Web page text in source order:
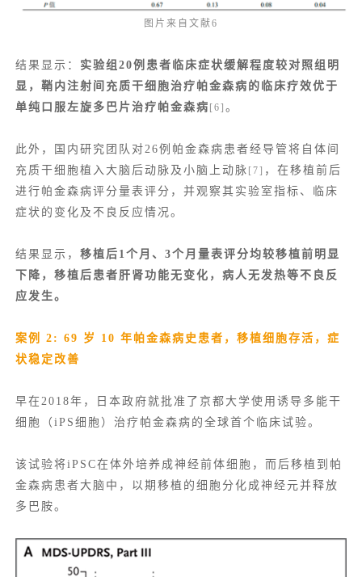
图片来自文献6
结果显示： 实验组20例患者临床症状缓解程度较对照组明
显，鞘内注射间充质干细胞治疗帕金森病的临床疗效优于
单纯口服左旋多巴片治疗帕金森病 [6] 。
此外，国内研究团队对26例帕金森病患者经导管将自体间
充质干细胞植入大脑后动脉及小脑上动脉 [7] ，在移植前后
进行帕金森病评分量表评分，并观察其实验室指标、临床
症状的变化及不良反应情况。
结果显示， 移植后1个月、3个月量表评分均较移植前明显
下降，移植后患者肝肾功能无变化，病人无发热等不良反
应发生。
案例 2: 69 岁 10 年帕金森病史患者，移植细胞存活，症
状稳定改善
早在2018年，日本政府就批准了京都大学使用诱导多能干
细胞（iPS细胞）治疗帕金森病的全球首个临床试验。
该试验将iPSC在体外培养成神经前体细胞，而后移植到帕
金森病患者大脑中，以期移植的细胞分化成神经元并释放
多巴胺。